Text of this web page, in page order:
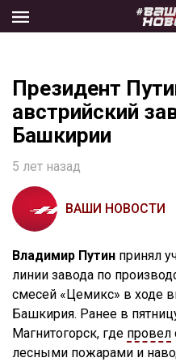
the
Президент
австрийский
Башкирии
5 лет назад
ВАШИ НОВОСТИ
Владимир Путин принял
линии завода по
смесей «Цемикс» в ходе
Башкирия. Ранее в
Магнитогорск, где провел
лесными пожарами и